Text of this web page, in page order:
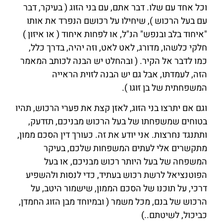
וכל אחד עם שלו. דבר אתם, עם בני הזוג ( בעיקר, דבר
עם בעל הרכוש ), שיחילו על רכושם הנפרד את אותו
"איחוד בלב ובנפש" הנ"ל, או לפחות איחוד ( או איזון )
חלקי כלשהו, מדורג, לאט לאט, וזה יהיה, בדרך כלל,
כמו לדבר אל הקיר. ( ובהחלט יש הבנה לכותב המאמר
הזה, לעמדתו, אבל גם יש הבנה לזוית הראייה
המשפחתית של בן זוגו ).
וגם אם יתרצו בני הזוג, לאזן קצת את פערי הרכוש, תהיו
בטוחים שמשפחתו של בעל הרכוש מבניכם, תזדעק,
ותתנגד נחרצות. אני יודע את זה. כעורך דין הסכם ממון,
מתקשרים אלי לעתים המשפחות שלכם, בעיקר
המשפחה של בעל היותר רכוש מבניכם, או בעל
הפוטנציאל לרשת רכוש בעתיד, כדי לנסות ולהשפיע
דרכי, על תוכנו של הסכם הממון, שישמור היטב, על
הרכוש של בנם, מכל משמר ( ובמיוחד מבן הזוג החמדן,
כביכול, לשיטתם..)